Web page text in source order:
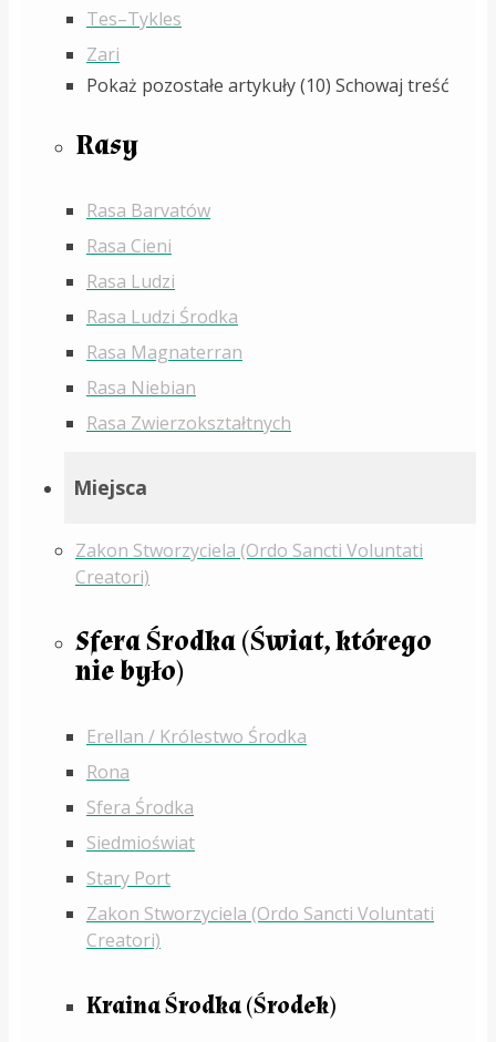
Tes–Tykles
Zari
Pokaż pozostałe artykuły (10) Schowaj treść
Rasy
Rasa Barvatów
Rasa Cieni
Rasa Ludzi
Rasa Ludzi Środka
Rasa Magnaterran
Rasa Niebian
Rasa Zwierzokształtnych
Miejsca
Zakon Stworzyciela (Ordo Sancti Voluntati
Creatori)
Sfera Środka (Świat, którego
nie było)
Erellan / Królestwo Środka
Rona
Sfera Środka
Siedmioświat
Stary Port
Zakon Stworzyciela (Ordo Sancti Voluntati
Creatori)
Kraina Środka (Środek)